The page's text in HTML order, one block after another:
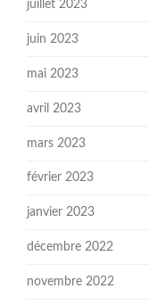
juillet 2023
juin 2023
mai 2023
avril 2023
mars 2023
février 2023
janvier 2023
décembre 2022
novembre 2022